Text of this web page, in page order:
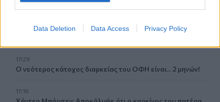
Data Deletion Data Access Privacy Policy
Ηρακλείου με την Ινδία!
17:29
Ο νεότερος κάτοχος διαρκείας του ΟΦΗ είναι... 2 μηνών!
17:16